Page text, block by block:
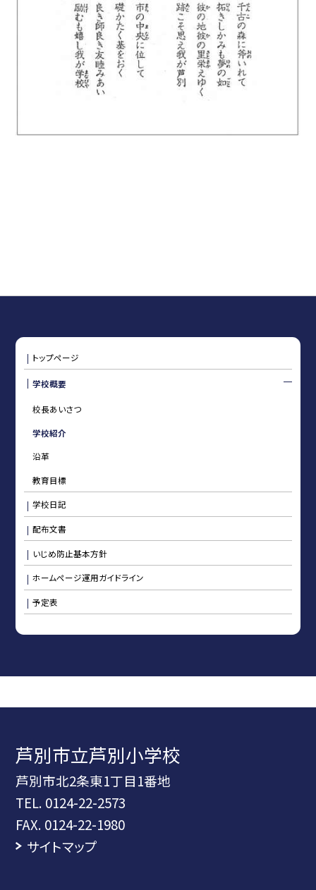
トップページ
学校概要
校長あいさつ
学校紹介
沿革
教育目標
学校日記
配布文書
いじめ防止基本方針
ホームページ運用ガイドライン
予定表
芦別市立芦別小学校
芦別市北2条東1丁目1番地
TEL. 0124-22-2573
FAX. 0124-22-1980
サイトマップ